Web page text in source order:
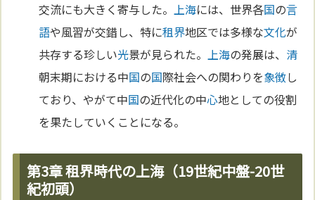
交流にも大きく寄与した。上海には、世界各国の言
語や風習が交錯し、特に租界地区では多様な文化が
共存する珍しい光景が見られた。上海の発展は、 清
朝末期における中国の国際社会への関わりを象徴し
ており、やがて中国の近代化の中心地としての役割
を果たしていくことになる。
第3章 租界時代の上海（19世紀中盤-20世
紀初頭）